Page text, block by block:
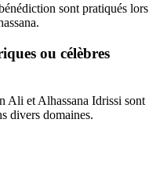
sont pratiqués lors
ou célèbres
Ali et Alhassana Idrissi sont
divers domaines.